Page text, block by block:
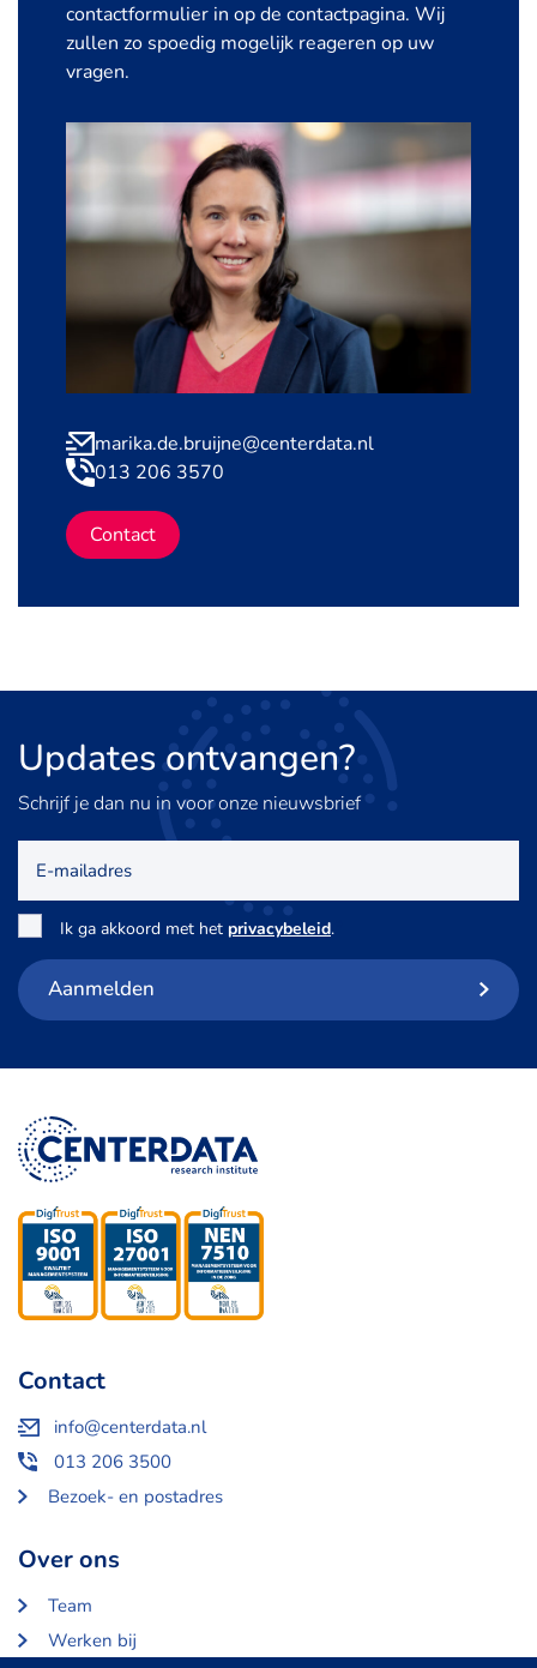
contactformulier in op de contactpagina. Wij
zullen zo spoedig mogelijk reageren op uw
vragen.
marika.de.bruijne@centerdata.nl
013 206 3570
Contact
Updates ontvangen?
Schrijf je dan nu in voor onze nieuwsbrief
mailadres
Toestemming
Ik ga akkoord met het privacybeleid.
Aanmelden
Contact
info@centerdata.nl
013 206 3500
Bezoek- en postadres
Over ons
Team
Werken bij